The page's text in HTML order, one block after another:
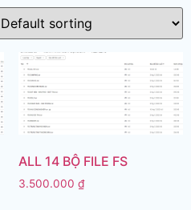
ALL 14 BỘ FILE FS
3.500.000 ₫